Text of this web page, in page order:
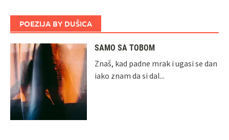
POEZIJA BY DUŠICA
SAMO SA TOBOM
Znaš, kad padne mrak i ugasi se dan
iako znam da si dal...